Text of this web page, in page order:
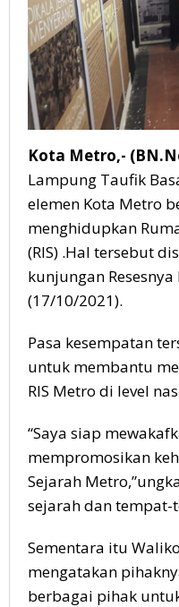
Kota Metro,-
Lampung Taufik
elemen Kota Metro
menghidupkan
(RIS) .Hal tersebut
kunjungan Resesnya
(17/10/2021).
Pasa kesempatan
untuk membantu
RIS Metro di level
“Saya siap
mempromosikan
Sejarah
sejarah dan tempat-
Sementara itu
mengatakan
berbagai pihak